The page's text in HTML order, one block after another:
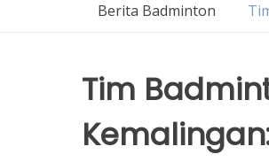
Berita Badminton
Tim